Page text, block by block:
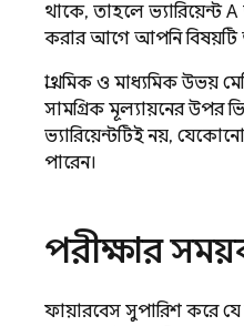
থাকে, তাহলে ভ্যারিয়েন্ট
করার আগে আপনি বিষয়টি
প্রাথমিক ও মাধ্যমিক উভয়
সামগ্রিক মূল্যায়নের উপর
ভ্যারিয়েন্টটিই নয়,
পারেন।
পরীক্ষার
ফায়ারবেস সুপারিশ করে